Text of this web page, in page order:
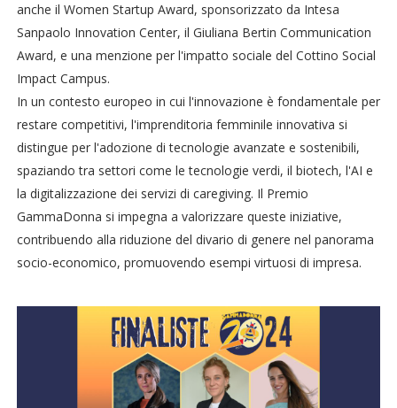
anche il Women Startup Award, sponsorizzato da Intesa
Sanpaolo Innovation Center, il Giuliana Bertin Communication
Award, e una menzione per l'impatto sociale del Cottino Social
Impact Campus.
In un contesto europeo in cui l'innovazione è fondamentale per
restare competitivi, l'imprenditoria femminile innovativa si
distingue per l'adozione di tecnologie avanzate e sostenibili,
spaziando tra settori come le tecnologie verdi, il biotech, l'AI e
la digitalizzazione dei servizi di caregiving. Il Premio
GammaDonna si impegna a valorizzare queste iniziative,
contribuendo alla riduzione del divario di genere nel panorama
socio-economico, promuovendo esempi virtuosi di impresa.